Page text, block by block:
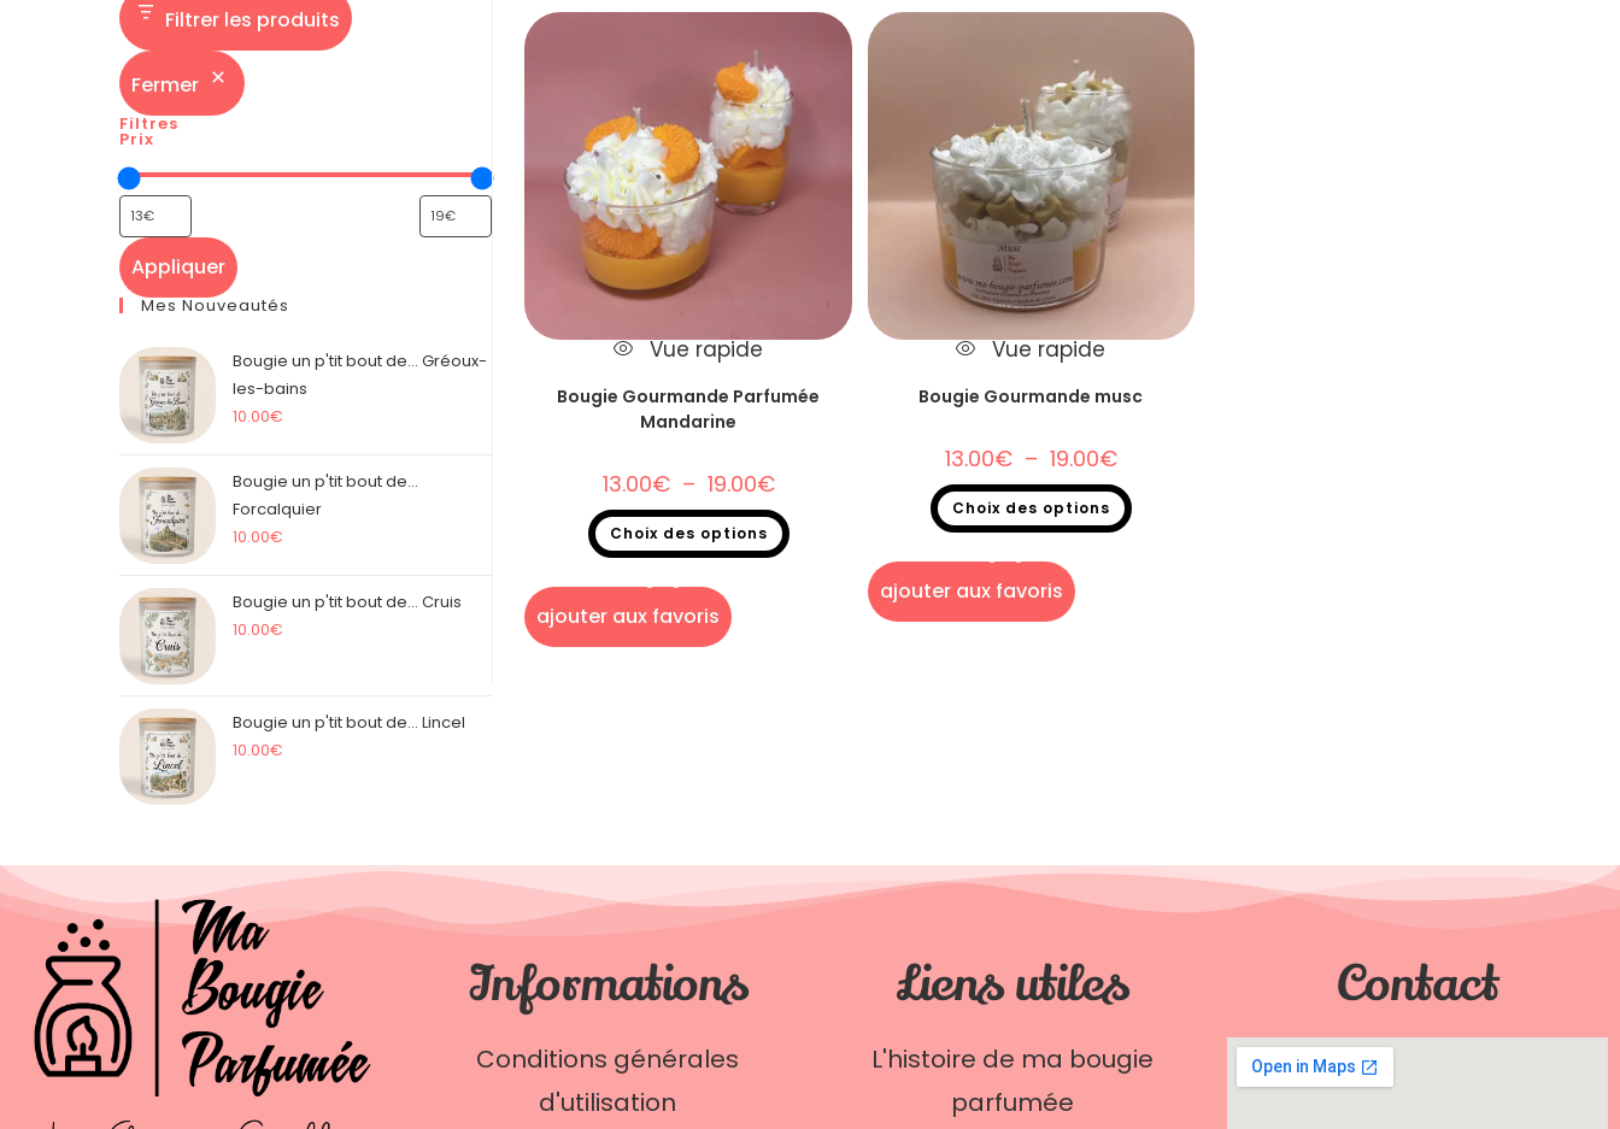
Filtrer les produits
Fermer
Filtres
Prix
Appliquer
Mes Nouveautés
Bougie un p'tit bout de... Gréoux-
les-bains
10.00€
Bougie un p'tit bout de...
Forcalquier
10.00€
Bougie un p'tit bout de... Cruis
10.00€
Bougie un p'tit bout de... Lincel
10.00€
Vue rapide
Bougie Gourmande Parfumée
Mandarine
13.00€ – 19.00€
Choix des options
ajouter aux favoris
Vue rapide
Bougie Gourmande musc
13.00€ – 19.00€
Choix des options
ajouter aux favoris
Informations
Conditions générales
d'utilisation
Liens utiles
L'histoire de ma bougie
parfumée
Contact